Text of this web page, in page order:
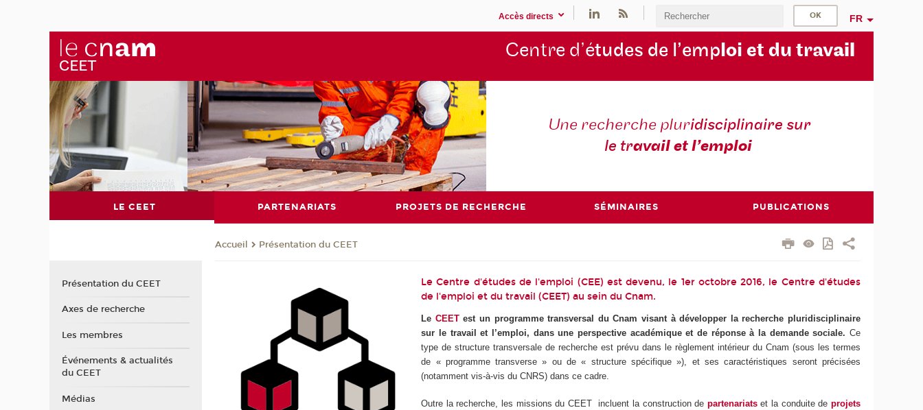
Accès directs FR
Centre d’études de l’emploi et du travail
Une recherche pluridisciplinaire sur
le travail et l’emploi
LE CEET PARTENARIATS PROJETS DE RECHERCHE SÉMINAIRES PUBLICATIONS
Accueil Présentation du CEET
Le Centre d'études de l'emploi (CEE) est devenu, le 1er octobre 2016, le Centre d'études
de l'emploi et du travail (CEET) au sein du Cnam.
Le CEETest un programme transversal du Cnam visant à développer la recherche pluridisciplinaire
sur le travail et l’emploi, dans une perspective académique et de réponse à la demande sociale. Ce
type de structure transversale de recherche est prévu dans le règlement intérieur du Cnam (sous les termes
de « programme transverse » ou de « structure spécifique »), et ses caractéristiques seront précisées
(notamment vis-à-vis du CNRS) dans ce cadre.
Outre la recherche, les missions du CEET incluent la construction de partenariatset la conduite de projets
Présentation du CEET
Axes de recherche
Les membres
Événements & actualités
du CEET
Médias